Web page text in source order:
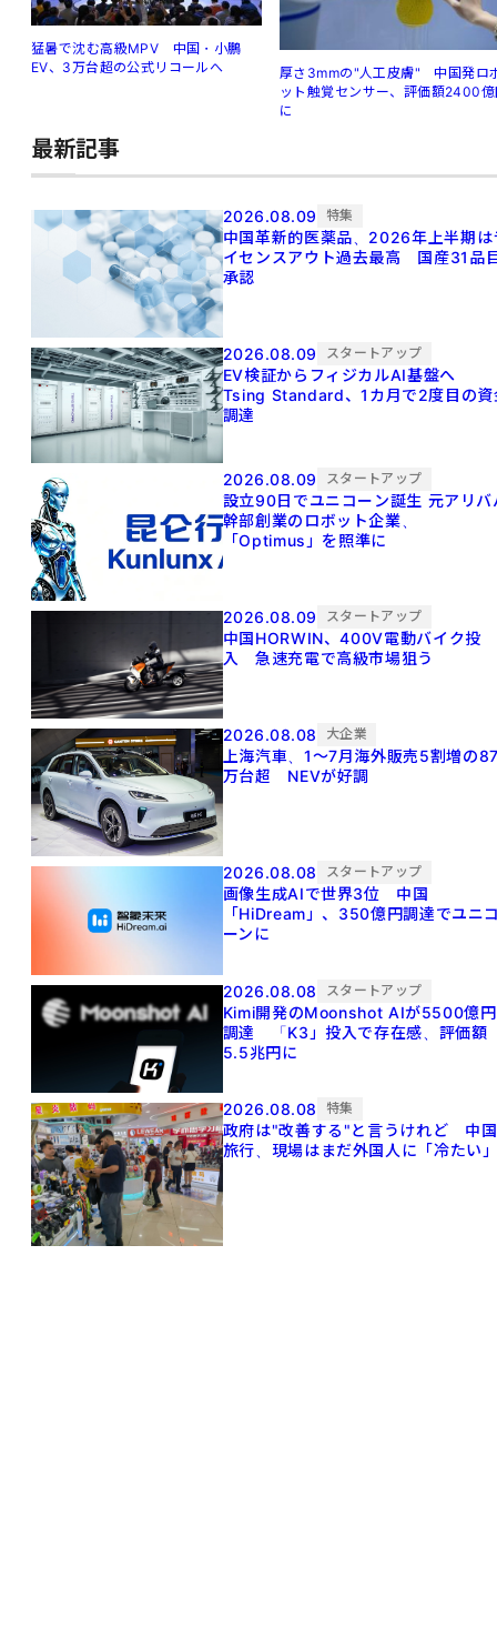
猛暑で沈む高級MPV 中国・小鵬
EV、3万台超の公式リコールへ
厚さ3mmの"人工皮膚" 中国発ロ
ット触覚センサー、評価額2400
に
最新記事
2026.08.09 特集
中国革新的医薬品、2026年上半期は
イセンスアウト過去最高 国産31品
承認
2026.08.09 スタートアップ
EV検証からフィジカルAI基盤へ
Tsing Standard、1カ月で2度目の資
調達
2026.08.09 スタートアップ
設立90日でユニコーン誕生 元アリババ
幹部創業のロボット企業、
「Optimus」を照準に
2026.08.09 スタートアップ
中国HORWIN、400V電動バイク投
入 急速充電で高級市場狙う
2026.08.08 大企業
上海汽車、1～7月海外販売5割増の
万台超 NEVが好調
2026.08.08 スタートアップ
画像生成AIで世界3位 中国
「HiDream」、350億円調達でユニ
ーンに
2026.08.08 スタートアップ
Kimi開発のMoonshot AIが5500億円
調達 「K3」投入で存在感、評価額
5.5兆円に
2026.08.08 特集
政府は"改善する"と言うけれど 中国
旅行、現場はまだ外国人に「冷たい